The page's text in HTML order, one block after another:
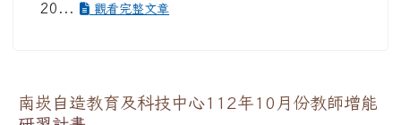
20...
觀看完整文章
南崁自造教育及科技中心112年10月份教師增能